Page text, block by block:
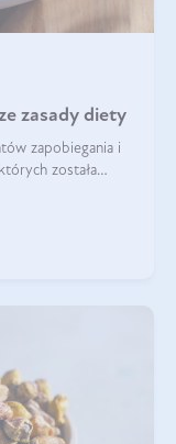
zasady diety
zapobiegania i
została